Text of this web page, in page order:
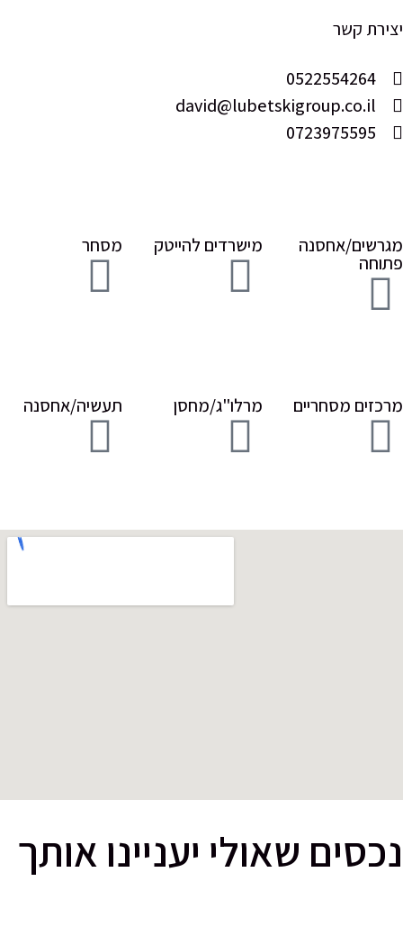
קשר
0522554264
david@lubetskigroup.co.il
0723975595
אחסנה מישרדים להייטק מסחר
מסחריים מרלו"ג/מחסן תעשיה/אחסנה
שאולי יעניינו אותך